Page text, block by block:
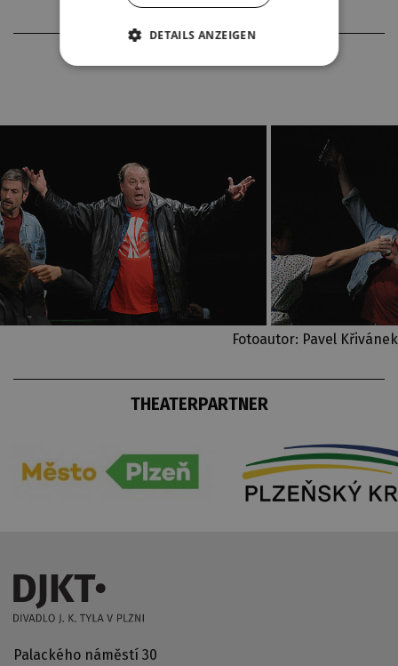
Fotoautor: Pavel Křivánek
THEATERPARTNER
Palackého náměstí 30
DETAILS ANZEIGEN